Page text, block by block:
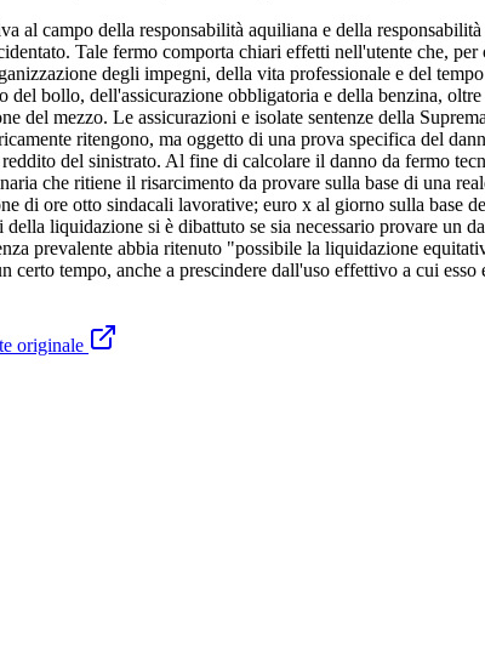
al campo della responsabilità aquiliana e della
Tale fermo comporta chiari effetti nell'utente che,
degli impegni, della vita professionale e del
bollo, dell'assicurazione obbligatoria e della benzina,
del mezzo. Le assicurazioni e isolate sentenze della
ritengono, ma oggetto di una prova specifica del
del sinistrato. Al fine di calcolare il danno da fermo
che ritiene il risarcimento da provare sulla base di una
di ore otto sindacali lavorative; euro x al giorno sulla base
liquidazione si è dibattuto se sia necessario provare un
prevalente abbia ritenuto "possibile la liquidazione
certo tempo, anche a prescindere dall'uso effettivo a cui
originale